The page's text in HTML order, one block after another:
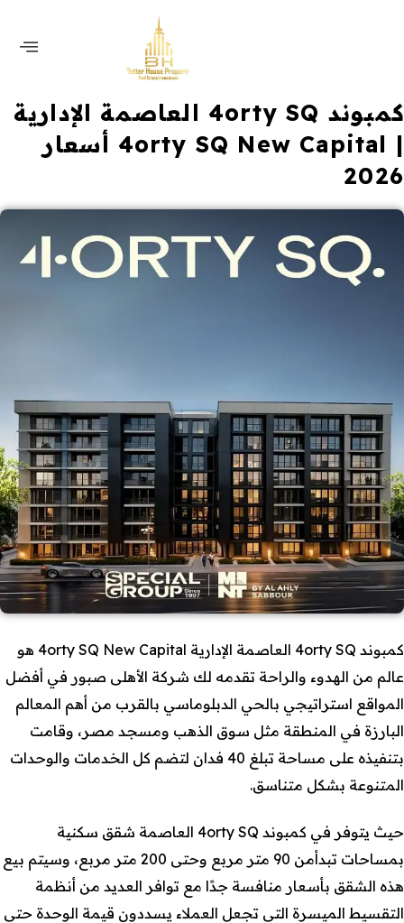
كمبوند 4orty SQ العاصمة الإدارية
| 4orty SQ New Capital أسعار
2026
كمبوند 4orty SQ العاصمة الإدارية 4orty SQ New Capital هو
عالم من الهدوء والراحة تقدمه لك شركة الأهلى صبور في أفضل
المواقع استراتيجي بالحي الدبلوماسي بالقرب من أهم المعالم
البارزة في المنطقة مثل سوق الذهب ومسجد مصر، وقامت
بتنفيذه على مساحة تبلغ 40 فدان لتضم كل الخدمات والوحدات
المتنوعة بشكل متناسق.
حيث يتوفر في كمبوند 4orty SQ العاصمة شقق سكنية
بمساحات تبدأمن 90 متر مربع وحتى 200 متر مربع، وسيتم بيع
هذه الشقق بأسعار منافسة جدًا مع توافر العديد من أنظمة
التقسيط الميسرة التي تجعل العملاء يسددون قيمة الوحدة حتى